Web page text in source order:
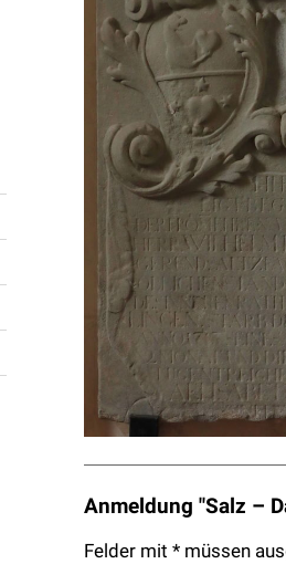
Anmeldung "Salz –
Felder mit * müssen